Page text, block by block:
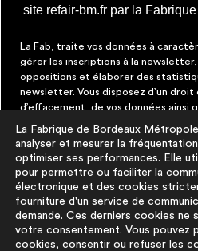
site refair-bm.fr par la
La Fab, traite vos données à
gérer les inscriptions à la
oppositions et élaborer des
newsletter. Vous disposez d’un droit
d’effacement, de vos données ainsi
moment faire cesser ces
désinscription figurant dans chaque
exercer ces droits par courrier
bm.fr. Pour en savoir plus sur le
cliquezici
À PROPOS
La Fabrique de Bordeaux
analyser et mesurer la
optimiser ses performances. Elle
pour permettre ou faciliter la
électronique et des cookies
fourniture d'un service de
demande. Ces derniers cookies ne
votre consentement. Vous pouvez
cookies, consentir ou refuser les